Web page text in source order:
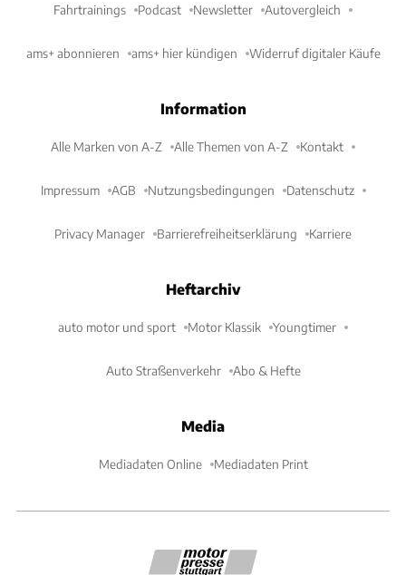
Fahrtrainings Podcast Newsletter Autovergleich
ams+ abonnieren ams+ hier kündigen Widerruf digitaler Käufe
Information
Alle Marken von A-Z Alle Themen von A-Z Kontakt
Impressum AGB Nutzungsbedingungen Datenschutz
Privacy Manager Barrierefreiheitserklärung Karriere
Heftarchiv
auto motor und sport Motor Klassik Youngtimer
Auto Straßenverkehr Abo & Hefte
Media
Mediadaten Online Mediadaten Print